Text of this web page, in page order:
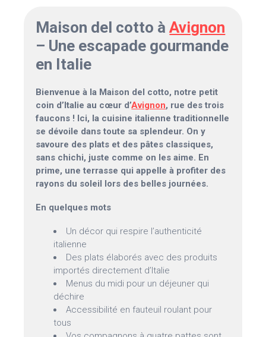
Maison del cotto àAvignon
– Une escapade gourmande
en Italie
Bienvenue à la Maison del cotto, notre petit
coin d’Italie au cœur d’Avignon, rue des trois
faucons ! Ici, la cuisine italienne traditionnelle
se dévoile dans toute sa splendeur. On y
savoure des plats et des pâtes classiques,
sans chichi, juste comme on les aime. En
prime, une terrasse qui appelle à profiter des
rayons du soleil lors des belles journées.
En quelques mots
Un décor qui respire l’authenticité
italienne
Des plats élaborés avec des produits
importés directement d’Italie
Menus du midi pour un déjeuner qui
déchire
Accessibilité en fauteuil roulant pour
tous